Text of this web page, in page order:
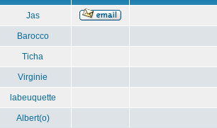
Jas
Barocco
Ticha
Virginie
labeuquette
Albert(o)